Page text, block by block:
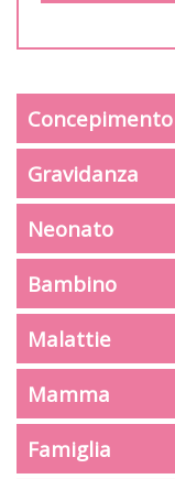
Concepimento
Gravidanza
Neonato
Bambino
Malattie
Mamma
Famiglia